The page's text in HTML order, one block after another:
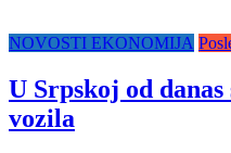
NOVOSTI EKONOMIJA
U Srpskoj od
vozila